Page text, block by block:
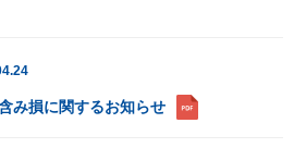
み損に関するお知らせ